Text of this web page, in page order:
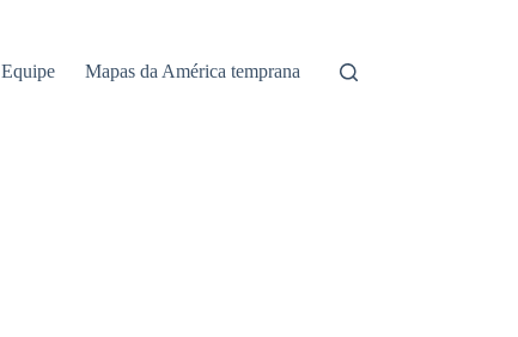
Equipe Mapas da América temprana